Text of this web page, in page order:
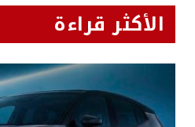
الأكثر قراءة